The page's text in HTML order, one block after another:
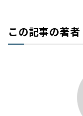
この記事の著者